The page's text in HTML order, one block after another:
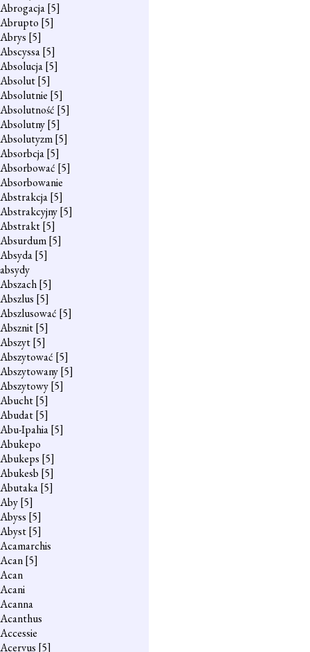
Abrogacja[5]
Abrupto [5]
Abrys [5]
Abscyssa[5]
Absolucja[5]
Absolut[5]
Absolutnie [5]
Absolutność [5]
Absolutny[5]
Absolutyzm[5]
Absorbcja[5]
Absorbować [5]
Absorbowanie
Abstrakcja[5]
Abstrakcyjny[5]
Abstrakt[5]
Absurdum[5]
Absyda[5]
absydy
Abszach[5]
Abszlus [5]
Abszlusować [5]
Absznit[5]
Abszyt[5]
Abszytować [5]
Abszytowany[5]
Abszytowy[5]
Abucht[5]
Abudat[5]
Abu-Ipahia[5]
Abukepo
Abukeps [5]
Abukesb [5]
Abutaka[5]
Aby[5]
Abyss [5]
Abyst[5]
Acamarchis
Acan[5]
Acan
Acani
Acanna
Acanthus
Accessie
Acervus [5]